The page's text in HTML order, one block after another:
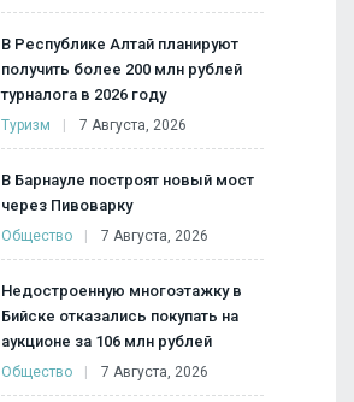
В Республике Алтай планируют
получить более 200 млн рублей
турналога в 2026 году
Туризм 7 Августа, 2026
В Барнауле построят новый мост
через Пивоварку
Общество 7 Августа, 2026
Недостроенную многоэтажку в
Бийске отказались покупать на
аукционе за 106 млн рублей
Общество 7 Августа, 2026